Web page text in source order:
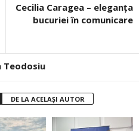
Cecilia Caragea – eleganța
bucuriei în comunicare
Teodosiu
DE LA ACELAȘI AUTOR